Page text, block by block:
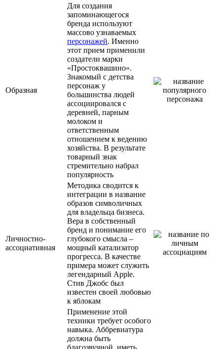
Образная
Для создания
запоминающегося
бренда используют
массово узнаваемых
персонажей. Именно
этот прием применили
создатели марки
«Простоквашино».
Знакомый с детства
персонаж у
большинства людей
ассоциировался с
деревней, парным
молоком и
ответственным
отношением к ведению
хозяйства. В результате
товарный знак
стремительно набрал
популярность
Личностно-
ассоциативная
Методика сводится к
интеграции в название
образов символичных
для владельца бизнеса.
Вера в собственный
бренд и понимание его
глубокого смысла –
мощный катализатор
прогресса. В качестве
примера может служить
легендарный Apple.
Стив Джобс был
известен своей любовью
к яблокам
Применение этой
техники требует особого
навыка. Аббревиатура
должна быть